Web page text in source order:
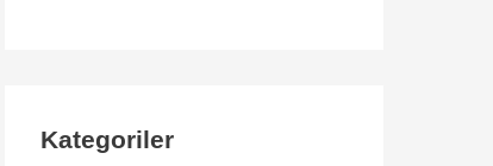
Kategoriler